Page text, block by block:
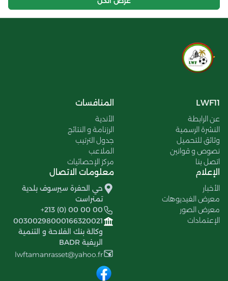
LWF11
عن الرابطة
النشرة الرسمية
وثائق للتحميل
نصوص و قوانين
اتصل بنا
المنافسات
الأندية
الرزنامة و النتائج
جدول الترتيب
الملاعب
مركز الإحصائيات
الإعلام
الأخبار
معرض الفيديوهات
معرض الصور
الإعتمادات
معلومات الاتصال
حي الحفرة سيرسوف بلدية
تمنراست
+213 (0) 00 00 00
00300298000166320021
وكالة بنك الفلاحة و التنمية
الريفية BADR
lwftamanrasset@yahoo.fr